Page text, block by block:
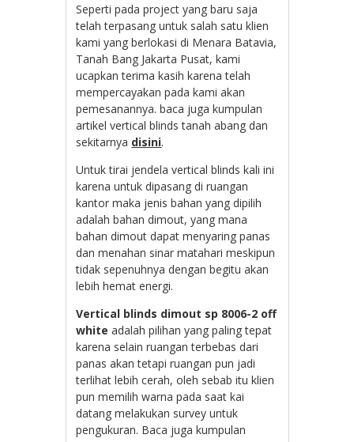
Seperti pada project yang baru saja
telah terpasang untuk salah satu klien
kami yang berlokasi di Menara Batavia,
Tanah Bang Jakarta Pusat, kami
ucapkan terima kasih karena telah
mempercayakan pada kami akan
pemesanannya. baca juga kumpulan
artikel vertical blinds tanah abang dan
sekitarnya disini.
Untuk tirai jendela vertical blinds kali ini
karena untuk dipasang di ruangan
kantor maka jenis bahan yang dipilih
adalah bahan dimout, yang mana
bahan dimout dapat menyaring panas
dan menahan sinar matahari meskipun
tidak sepenuhnya dengan begitu akan
lebih hemat energi.
Vertical blinds dimout sp 8006-2 off
white adalah pilihan yang paling tepat
karena selain ruangan terbebas dari
panas akan tetapi ruangan pun jadi
terlihat lebih cerah, oleh sebab itu klien
pun memilih warna pada saat kai
datang melakukan survey untuk
pengukuran. Baca juga kumpulan